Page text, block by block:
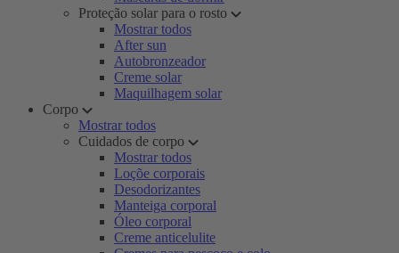
Proteção solar para o rosto
Mostrar todos
After sun
Autobronzeador
Creme solar
Maquilhagem solar
Corpo
Mostrar todos
Cuidados de corpo
Mostrar todos
Loçõe corporais
Desodorizantes
Manteiga corporal
Óleo corporal
Creme anticelulite